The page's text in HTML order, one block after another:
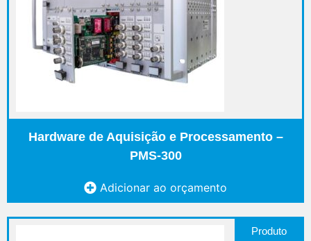
Hardware de Aquisição e Processamento –
PMS-300
Adicionar ao orçamento
Produto